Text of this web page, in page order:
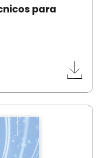
para